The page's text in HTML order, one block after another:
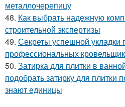
металлочерепицу
48. Как выбрать надежную
строительной экспертизы
49. Секреты успешной укладки
профессиональных
50. Затирка для плитки в
подобрать затирку для плитки
знают единицы